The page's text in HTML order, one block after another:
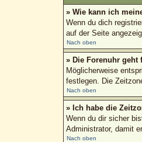
» Wie kann ich
Wenn du dich
auf der Seite
Nach oben
» Die Forenuhr geht
Möglicherweise
festlegen. Die
Nach oben
» Ich habe die
Wenn du dir sicher
Administrator, damit
Nach oben